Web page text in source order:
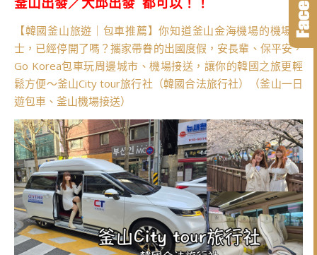
【韓國釜山旅遊｜包車推薦】你知道釜山金海機場的機場巴
士，已經停開了嗎？攜家帶眷的出國度假，安長輩、保平安，
Go Korea包車玩周邊城市、機場接送，讓你的韓國之旅更輕
鬆方便～釜山City tour旅行社（韓國合法旅行社）（釜山一日
遊包車、釜山機場接送）